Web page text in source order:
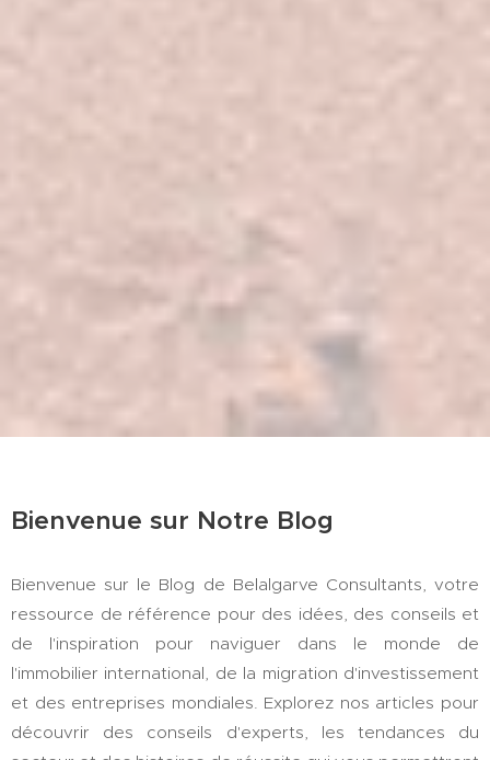
Bienvenue sur Notre Blog
Bienvenue sur le Blog de Belalgarve Consultants, votre
ressource de référence pour des idées, des conseils et
de l'inspiration pour naviguer dans le monde de
l'immobilier international, de la migration d'investissement
et des entreprises mondiales. Explorez nos articles pour
découvrir des conseils d'experts, les tendances du